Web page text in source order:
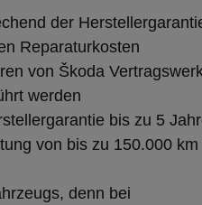
der
Reparaturkosten
von Škoda
werden
bis zu 5
von bis zu 150.000 km
denn bei